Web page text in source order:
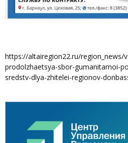
https://altairegion22.ru/region_news/
prodolzhaetsya-sbor-gumanitarnoi-
sredstv-dlya-zhitelei-regionov-